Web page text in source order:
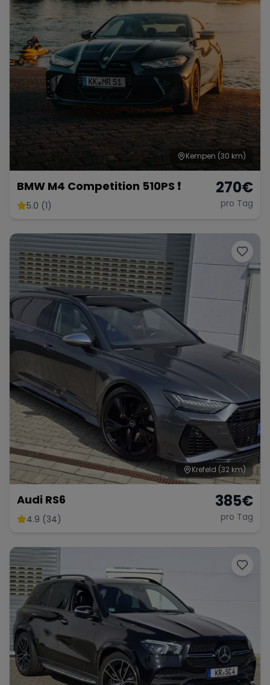
Range Rover Corvette
Kempen (30 km)
BMW M4 Competition 510PS ❗️
5.0 (1)
270€
pro Tag
Krefeld (32 km)
Audi RS6
4.9 (34)
385€
pro Tag